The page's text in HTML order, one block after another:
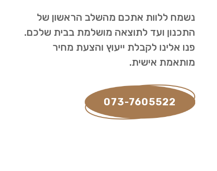
נשמח ללוות אתכם מהשלב הראשון של
התכנון ועד לתוצאה מושלמת בבית שלכם.
פנו אלינו לקבלת ייעוץ והצעת מחיר
מותאמת אישית.
073-7605522